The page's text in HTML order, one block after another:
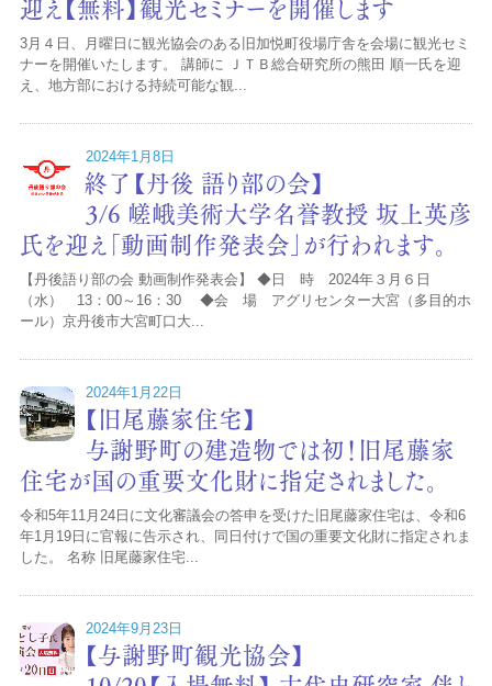
3月４日、月曜日に観光協会のある旧加悦町役場庁舎を会場に観光セミ
ナーを開催いたします。 講師に ＪＴＢ総合研究所の熊田 順一氏を迎
え、地方部における持続可能な観...
2024年1月8日
終了【丹後 語り部の会】
3/6 嵯峨美術大学名誉教授 坂上英彦
氏を迎え「動画制作発表会」が行われます。
【丹後語り部の会 動画制作発表会】 ◆日 時 2024年３月６日
（水） 13：00～16：30 ◆会 場 アグリセンター大宮（多目的ホ
ール）京丹後市大宮町口大...
2024年1月22日
【旧尾藤家住宅】
与謝野町の建造物では初！旧尾藤家
住宅が国の重要文化財に指定されました。
令和5年11月24日に文化審議会の答申を受けた旧尾藤家住宅は、令和6
年1月19日に官報に告示され、同日付けで国の重要文化財に指定されま
した。 名称 旧尾藤家住宅...
2024年9月23日
【与謝野町観光協会】